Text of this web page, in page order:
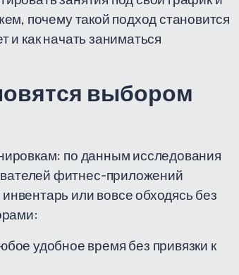
почему такой подход становится
и как начать заниматься
выбором
по данным исследования
фитнес-приложений
или вовсе обходясь без
удобное время без привязки к